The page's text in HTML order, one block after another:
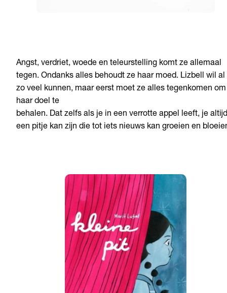
Angst, verdriet, woede en teleurstelling komt ze allemaal
tegen. Ondanks alles behoudt ze haar moed. Lizbell wil al
zo veel kunnen, maar eerst moet ze alles tegenkomen om
haar doel te
behalen. Dat zelfs als je in een verrotte appel leeft, je altijd
een pitje kan zijn die tot iets nieuws kan groeien en